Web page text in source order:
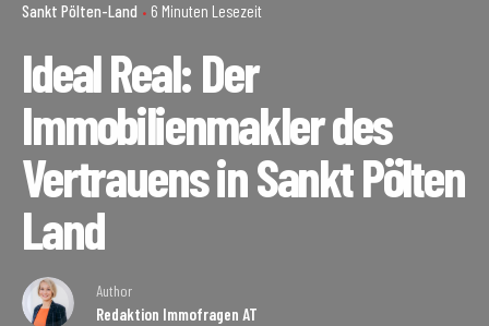
Sankt Pölten-Land 6 Minuten Lesezeit
Ideal Real: Der
Immobilienmakler des
Vertrauens in Sankt Pölten
Land
Author
Redaktion Immofragen AT